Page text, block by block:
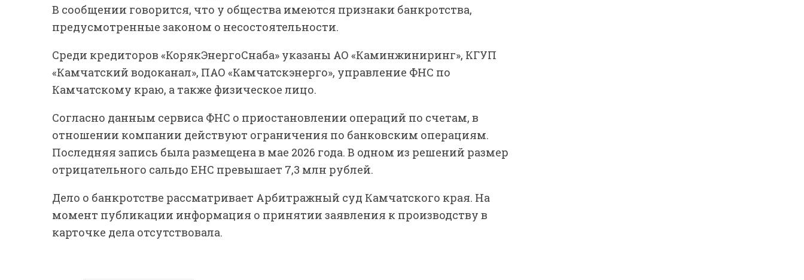
В сообщении говорится, что у общества имеются признаки банкротства,
предусмотренные законом о несостоятельности.
Среди кредиторов «КорякЭнергоСнаба» указаны АО «Каминжиниринг», КГУП
«Камчатский водоканал», ПАО «Камчатскэнерго», управление ФНС по
Камчатскому краю, а также физическое лицо.
Согласно данным сервиса ФНС о приостановлении операций по счетам, в
отношении компании действуют ограничения по банковским операциям.
Последняя запись была размещена в мае 2026 года. В одном из решений размер
отрицательного сальдо ЕНС превышает 7,3 млн рублей.
Дело о банкротстве рассматривает Арбитражный суд Камчатского края. На
момент публикации информация о принятии заявления к производству в
карточке дела отсутствовала.